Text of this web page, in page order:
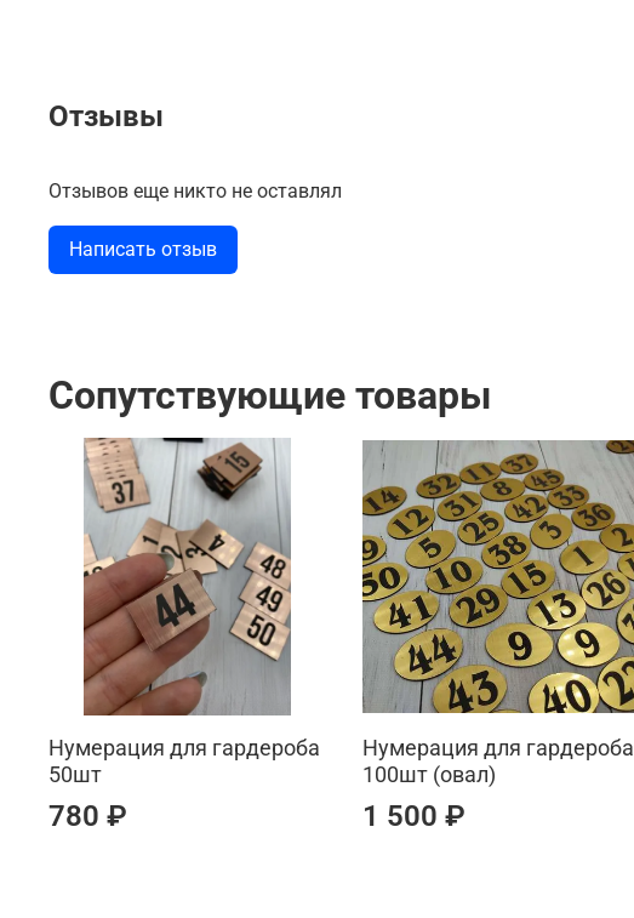
Отзывы
Отзывов еще никто не оставлял
Написать отзыв
Сопутствующие товары
Нумерация для гардероба
50шт
780 ₽
Нумерация для гардероба
100шт (овал)
1 500 ₽